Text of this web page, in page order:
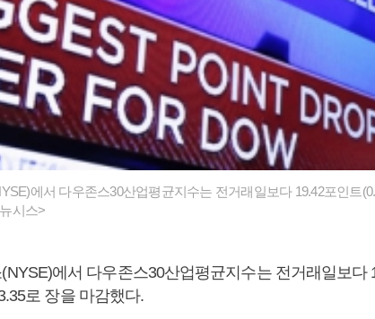
에서 다우존스30산업평균지수는 전거래일보다 19.42포인트
시스>
에서 다우존스30산업평균지수는 전거래일보다
로 장을 마감했다.